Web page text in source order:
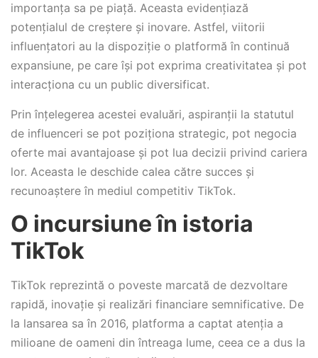
importanța sa pe piață. Aceasta evidențiază
potențialul de creștere și inovare. Astfel, viitorii
influențatori au la dispoziție o platformă în continuă
expansiune, pe care își pot exprima creativitatea și pot
interacționa cu un public diversificat.
Prin înțelegerea acestei evaluări, aspiranții la statutul
de influenceri se pot poziționa strategic, pot negocia
oferte mai avantajoase și pot lua decizii privind cariera
lor. Aceasta le deschide calea către succes și
recunoaștere în mediul competitiv TikTok.
O incursiune în istoria
TikTok
TikTok reprezintă o poveste marcată de dezvoltare
rapidă, inovație și realizări financiare semnificative. De
la lansarea sa în 2016, platforma a captat atenția a
milioane de oameni din întreaga lume, ceea ce a dus la